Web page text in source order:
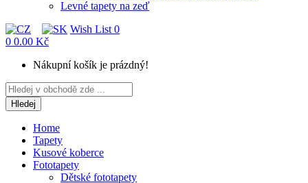
Levné tapety na zeď
Wish List 0
0 0.00 Kč
Nákupní košík je prázdný!
Hledej
Home
Tapety
Kusové koberce
Fototapety
Dětské fototapety